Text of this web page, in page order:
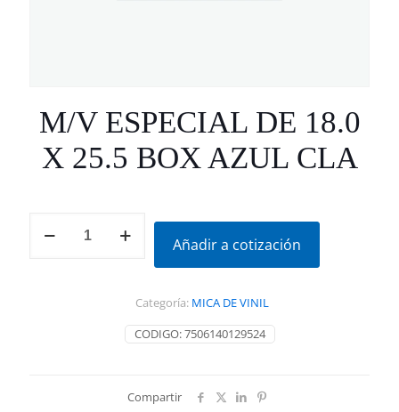
M/V ESPECIAL DE 18.0
X 25.5 BOX AZUL CLA
ESPECIAL
Añadir a cotización
CODIGO:7506140129524
Categoría: MICA DE VINIL
Compartir